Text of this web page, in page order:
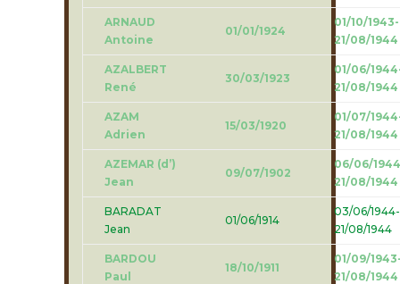
ARNAUD
Antoine
01/01/1924
01/10/1943-
21/08/1944
AZALBERT
René
30/03/1923
01/06/
21/08/1944
AZAM
Adrien
15/03/1920
01/07/
21/08/1944
AZEMAR (d’)
Jean
09/07/1902
06/06/
21/08/1944
BARADAT
Jean
01/06/1914
03/06/1944-
21/08/1944
BARDOU
Paul
18/10/1911
01/09/
21/08/1944